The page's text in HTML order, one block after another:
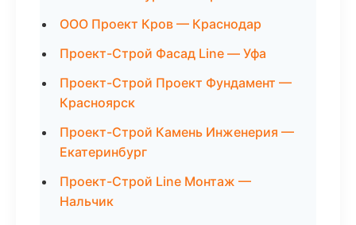
ООО Проект Кров — Краснодар
Проект-Строй Фасад Line — Уфа
Проект-Строй Проект Фундамент —
Красноярск
Проект-Строй Камень Инженерия —
Екатеринбург
Проект-Строй Line Монтаж —
Нальчик